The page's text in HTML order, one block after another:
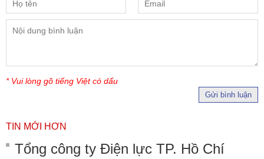
* Vui lòng gõ tiếng Việt có dấu
Gửi bình luận
TIN MỚI HƠN
Tổng công ty Điện lực TP. Hồ Chí